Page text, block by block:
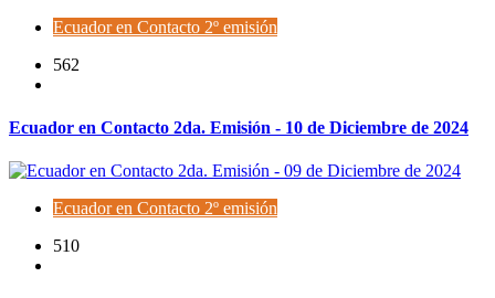
Ecuador en Contacto 2º emisión
562
Ecuador en Contacto 2da. Emisión - 10 de Diciembre de 2024
Ecuador en Contacto 2º emisión
510